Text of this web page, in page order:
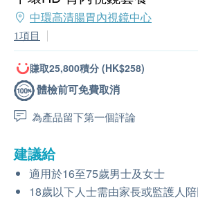
中環高清腸胃內視鏡中心
1項目
賺取25,800積分 (HK$258)
體檢前可免費取消
為產品留下第一個評論
建議給
適用於16至75歲男士及女士
18歲以下人士需由家長或監護人